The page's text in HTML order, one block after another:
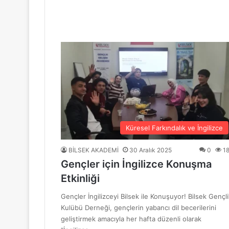
10 Haziran 2026
BİLSEK Türk Sanat Müziği Korosu
4 Haziran 2026
“Sevda ve Nostalji Yolculuğu”
18 Mayıs 2026
GENÇ YÜREKLER ŞİİRLE BULUŞTU
6 Mayıs 2026
Küresel Farkındalık ve İngilizce
BİLSEK AKADEMİ 30 Aralık 2025 0
Gençler için İngilizce Konuşma
Etkinliği
Gençler İngilizceyi Bilsek ile Konuşuyor! Bilsek
Kulübü Derneği, gençlerin yabancı dil becerilerini
geliştirmek amacıyla her hafta düzenli olarak